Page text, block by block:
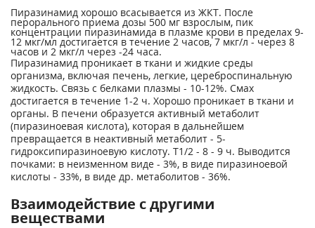
Пиразинамид хорошо всасывается из ЖКТ. После
перорального приема дозы 500 мг взрослым, пик
концентрации пиразинамида в плазме крови в пределах 9-
12 мкг/мл достигается в течение 2 часов, 7 мкг/л - через 8
часов и 2 мкг/л через -24 часа.
Пиразинамид проникает в ткани и жидкие среды
организма, включая печень, легкие, цереброспинальную
жидкость. Связь с белками плазмы - 10-12%. Смах
достигается в течение 1-2 ч. Хорошо проникает в ткани и
органы. В печени образуется активный метаболит
(пиразиноевая кислота), которая в дальнейшем
превращается в неактивный метаболит - 5-
гидроксипиразиноевую кислоту. Т1/2 - 8 - 9 ч. Выводится
почками: в неизменном виде - 3%, в виде пиразиноевой
кислоты - 33%, в виде др. метаболитов - 36%.
Взаимодействие с другими
веществами